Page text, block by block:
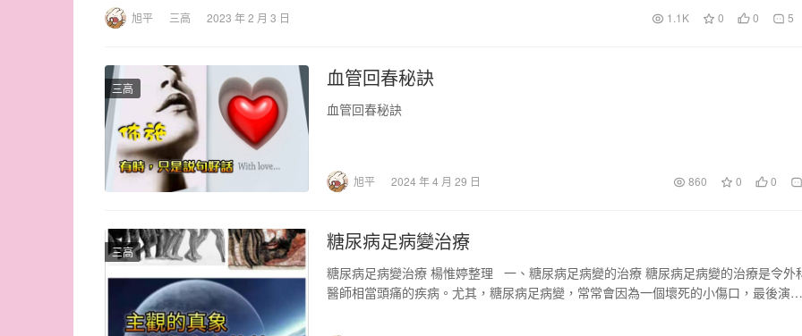
旭平 三高 2023 年 2 月 3 日 1.1K 0 0 5
三高 血管回春秘訣
血管回春秘訣
旭平 2024 年 4 月 29 日 860 0 0
三高 糖尿病足病變治療
糖尿病足病變治療 楊惟婷整理 一、糖尿病足病變的治療 糖尿病足病變的治療是令外
醫師相當頭痛的疾病。尤其，糖尿病足病變，常常會因為一個壞死的小傷口，最後演變